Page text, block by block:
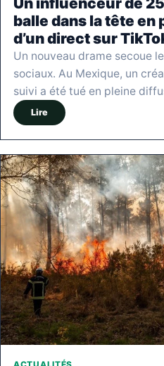
balle dans la tête en
d’un direct sur
Un nouveau drame secoue
sociaux. Au Mexique, un
suivi a été tué en pleine
Lire